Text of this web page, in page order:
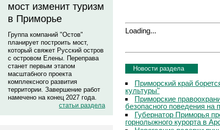
мост изменит туризм
в Приморье
Группа компаний "Остов"
планирует построить мост,
который свяжет Русский остров
с островом Елены. Переправа
станет первым этапом
масштабного проекта
комплексного развития
территории. Завершение работ
намечено на конец 2027 года.
статьи раздела
Loading...
Новости раздела
Приморский край
культуры"
Приморские
безопасного поведения
Губернатор Приморья
горнолыжного курорта в